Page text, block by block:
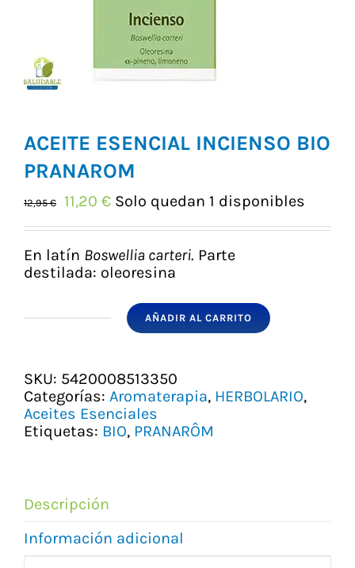
ACEITE ESENCIAL INCIENSO BIO
PRANAROM
12,95€
El
original
era:
12,95 €.
11,20 €El
actual
es:
11,20 €.
Solo quedan 1 disponibles
En latín Boswellia carteri. Parte
destilada: oleoresina
BIO
PRANAROM
cantidad
AÑADIR AL CARRITO
SKU: 5420008513350
Categorías: Aromaterapia, HERBOLARIO,
Aceites Esenciales
Etiquetas: BIO, PRANARÔM
Descripción
Información adicional